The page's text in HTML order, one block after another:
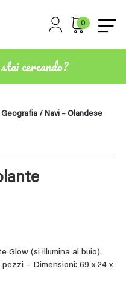
0
cercando?
/ Navi – Olandese
Glow (si illumina al buio).
– Dimensioni: 69 x 24 x